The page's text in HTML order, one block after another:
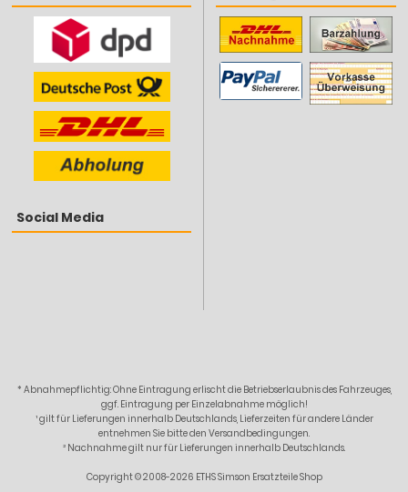
Social Media
* Abnahmepflichtig: Ohne Eintragung erlischt die Betriebserlaubnis des Fahrzeuges,
ggf. Eintragung per Einzelabnahme möglich!
¹ gilt für Lieferungen innerhalb Deutschlands, Lieferzeiten für andere Länder
entnehmen Sie bitte den Versandbedingungen.
² Nachnahme gilt nur für Lieferungen innerhalb Deutschlands.
Copyright © 2008-2026 ETHS Simson Ersatzteile Shop